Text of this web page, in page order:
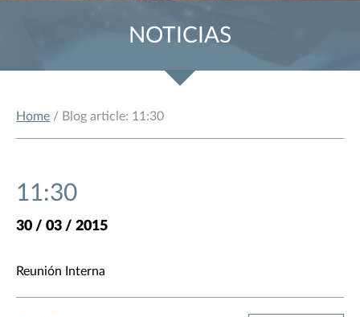
NOTICIAS
Home / Blog article: 11:30
11:30
30 / 03 / 2015
Reunión Interna